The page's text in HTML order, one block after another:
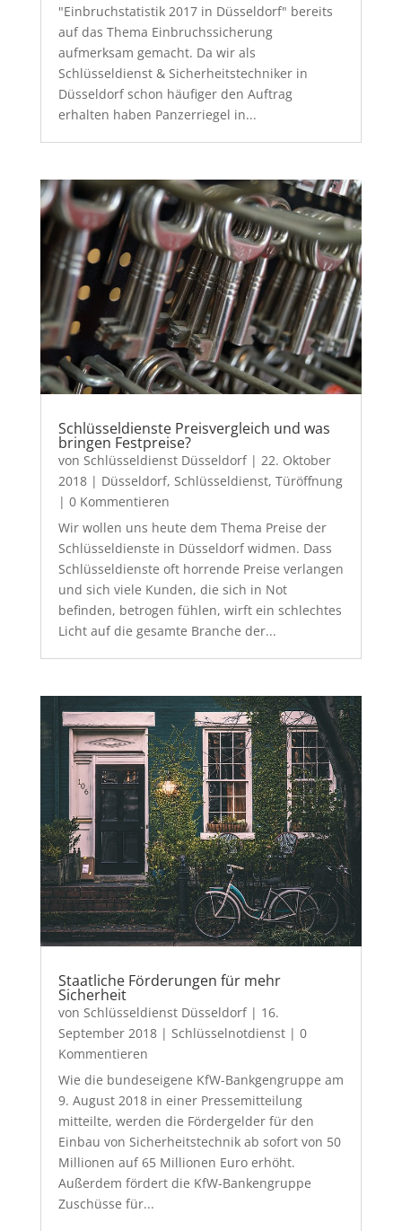
"Einbruchstatistik 2017 in Düsseldorf" bereits
auf das Thema Einbruchssicherung
aufmerksam gemacht. Da wir als
Schlüsseldienst & Sicherheitstechniker in
Düsseldorf schon häufiger den Auftrag
erhalten haben Panzerriegel in...
Schlüsseldienste Preisvergleich und was
bringen Festpreise?
von Schlüsseldienst Düsseldorf| 22. Oktober
2018| Düsseldorf, Schlüsseldienst, Türöffnung
| 0 Kommentieren
Wir wollen uns heute dem Thema Preise der
Schlüsseldienste in Düsseldorf widmen. Dass
Schlüsseldienste oft horrende Preise verlangen
und sich viele Kunden, die sich in Not
befinden, betrogen fühlen, wirft ein schlechtes
Licht auf die gesamte Branche der...
Staatliche Förderungen für mehr
Sicherheit
von Schlüsseldienst Düsseldorf| 16.
September 2018| Schlüsselnotdienst| 0
Kommentieren
Wie die bundeseigene KfW-Bankgengruppe am
9. August 2018 in einer Pressemitteilung
mitteilte, werden die Fördergelder für den
Einbau von Sicherheitstechnik ab sofort von 50
Millionen auf 65 Millionen Euro erhöht.
Außerdem fördert die KfW-Bankengruppe
Zuschüsse für...